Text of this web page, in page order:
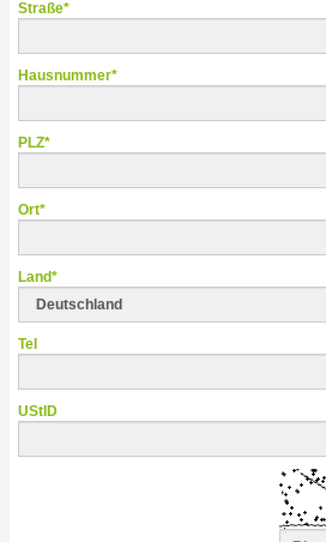
Straße*
Hausnummer*
PLZ*
Ort*
Land*
Tel
UStID